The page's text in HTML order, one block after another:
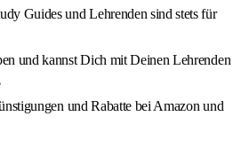
Guides und Lehrenden sind stets für
und kannst Dich mit Deinen Lehrenden
und Rabatte bei Amazon und